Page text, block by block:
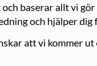
baserar allt vi
och hjälper
att vi kommer